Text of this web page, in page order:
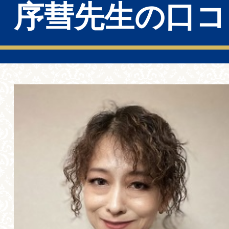
序彗先生の口